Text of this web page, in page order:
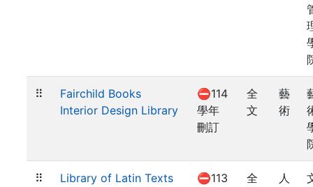
⠿
Fairchild Books
Interior Design Library
⛔114
學年
刪訂
全
文
藝
術
⠿
Library of Latin Texts
⛔113
全
人